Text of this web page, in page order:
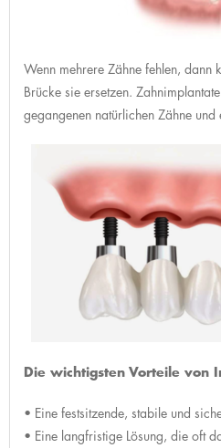
Wenn mehrere Zähne fehlen, dann
Brücke sie ersetzen.
gegangenen natürlichen Zähne
Die wichtigsten Vorteile von
• Eine festsitzende, stabile und
• Eine langfristige Lösung, die oft